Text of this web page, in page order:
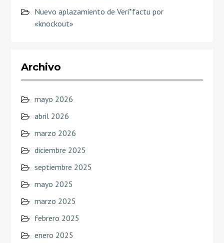
Nuevo aplazamiento de Veri*factu por
«knockout»
Archivo
mayo 2026
abril 2026
marzo 2026
diciembre 2025
septiembre 2025
mayo 2025
marzo 2025
febrero 2025
enero 2025